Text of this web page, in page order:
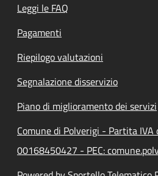
Leggi le FAQ
Pagamenti
Riepilogo valutazioni
Segnalazione disservizio
Piano di miglioramento dei servizi
Comune di Polverigi - Partita
00168450427 - PEC: